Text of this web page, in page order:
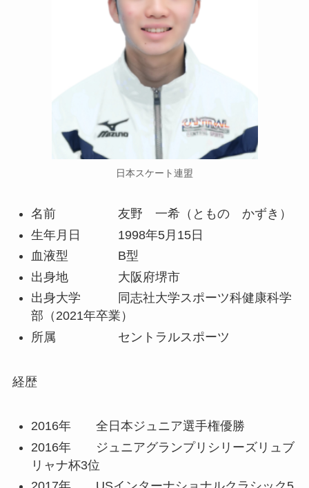
日本スケート連盟
名前 友野 一希（ともの かずき）
生年月日 1998年5月15日
血液型 B型
出身地 大阪府堺市
出身大学 同志社大学スポーツ科健康科学
部（2021年卒業）
所属 セントラルスポーツ
経歴
2016年 全日本ジュニア選手権優勝
2016年 ジュニアグランプリシリーズリュブ
リャナ杯3位